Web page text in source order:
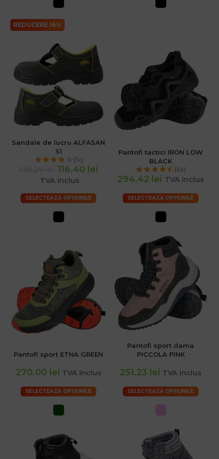
REDUCERE 16%
Sandale de lucru ALFASAN
S1
(1x)
116.40 lei
TVA inclus
SELECTEAZĂ OPȚIUNILE
Pantofi tactici IRON LOW
BLACK
(6x)
294.42 lei TVA inclus
SELECTEAZĂ OPȚIUNILE
Pantofi sport ETNA GREEN
270.00 lei TVA inclus
SELECTEAZĂ OPȚIUNILE
Pantofi sport dama
PICCOLA PINK
251.23 lei TVA inclus
SELECTEAZĂ OPȚIUNILE